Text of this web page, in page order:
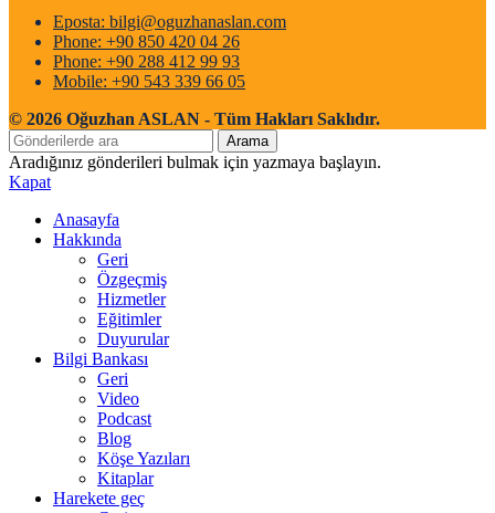
Eposta: bilgi@oguzhanaslan.com
Phone: +90 850 420 04 26
Phone: +90 288 412 99 93
Mobile: +90 543 339 66 05
© 2026 Oğuzhan ASLAN - Tüm Hakları Saklıdır.
Arama
Aradığınız gönderileri bulmak için yazmaya başlayın.
Kapat
Anasayfa
Hakkında
Geri
Özgeçmiş
Hizmetler
Eğitimler
Duyurular
Bilgi Bankası
Geri
Video
Podcast
Blog
Köşe Yazıları
Kitaplar
Harekete geç